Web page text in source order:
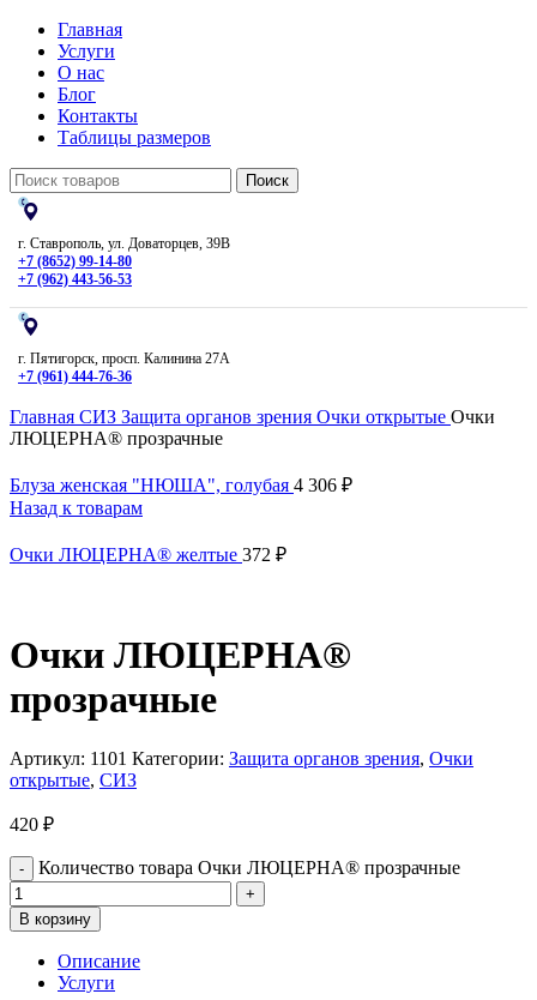
Главная
Услуги
О нас
Блог
Контакты
Таблицы размеров
Поиск
г. Ставрополь, ул. Доваторцев, 39В
+7 (8652) 99-14-80
+7 (962) 443-56-53
г. Пятигорск, просп. Калинина 27А
+7 (961) 444-76-36
Главная СИЗ Защита органов зрения Очки открытые Очки
ЛЮЦЕРНА® прозрачные
Блуза женская "НЮША", голубая 4 306 ₽
Назад к товарам
Очки ЛЮЦЕРНА® желтые 372 ₽
Очки ЛЮЦЕРНА®
прозрачные
Артикул: 1101 Категории: Защита органов зрения, Очки
открытые, СИЗ
420 ₽
Количество товара Очки ЛЮЦЕРНА® прозрачные
В корзину
Описание
Услуги